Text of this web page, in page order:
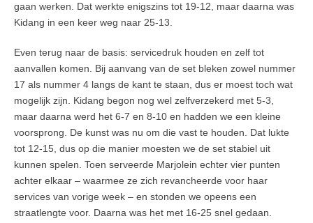
gaan werken. Dat werkte enigszins tot 19-12, maar daarna was
Kidang in een keer weg naar 25-13.
Even terug naar de basis: servicedruk houden en zelf tot
aanvallen komen. Bij aanvang van de set bleken zowel nummer
17 als nummer 4 langs de kant te staan, dus er moest toch wat
mogelijk zijn. Kidang begon nog wel zelfverzekerd met 5-3,
maar daarna werd het 6-7 en 8-10 en hadden we een kleine
voorsprong. De kunst was nu om die vast te houden. Dat lukte
tot 12-15, dus op die manier moesten we de set stabiel uit
kunnen spelen. Toen serveerde Marjolein echter vier punten
achter elkaar – waarmee ze zich revancheerde voor haar
services van vorige week – en stonden we opeens een
straatlengte voor. Daarna was het met 16-25 snel gedaan.